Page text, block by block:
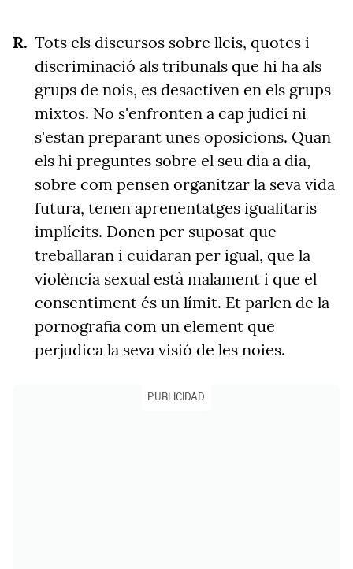
Tots els discursos sobre lleis, quotes i
discriminació als tribunals que hi ha als
grups de nois, es desactiven en els grups
mixtos. No s'enfronten a cap judici ni
s'estan preparant unes oposicions. Quan
els hi preguntes sobre el seu dia a dia,
sobre com pensen organitzar la seva vida
futura, tenen aprenentatges igualitaris
implícits. Donen per suposat que
treballaran i cuidaran per igual, que la
violència sexual està malament i que el
consentiment és un límit. Et parlen de la
pornografia com un element que
perjudica la seva visió de les noies.
PUBLICIDAD